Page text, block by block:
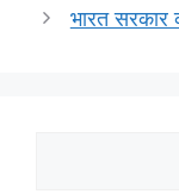
भारत सरकार